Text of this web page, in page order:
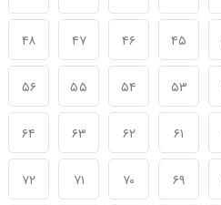
۴۵ ۴۶ ۴۷ ۴۸
۵۳ ۵۴ ۵۵ ۵۶
۶۱ ۶۲ ۶۳ ۶۴
۶۹ ۷۰ ۷۱ ۷۲